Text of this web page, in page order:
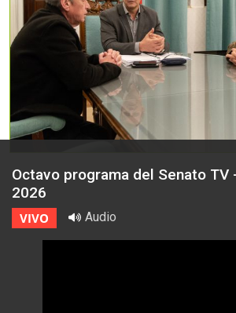
Octavo programa del Senato TV
2026
VIVO Audio